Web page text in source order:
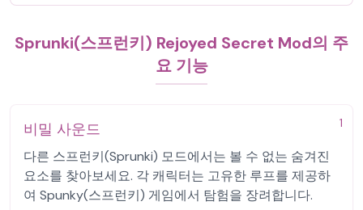
Sprunki(스프런키) Rejoyed Secret Mod의 주
요 기능
1
비밀 사운드
다른 스프런키(Sprunki) 모드에서는 볼 수 없는 숨겨진
요소를 찾아보세요. 각 캐릭터는 고유한 루프를 제공하
여 Spunky(스프런키) 게임에서 탐험을 장려합니다.